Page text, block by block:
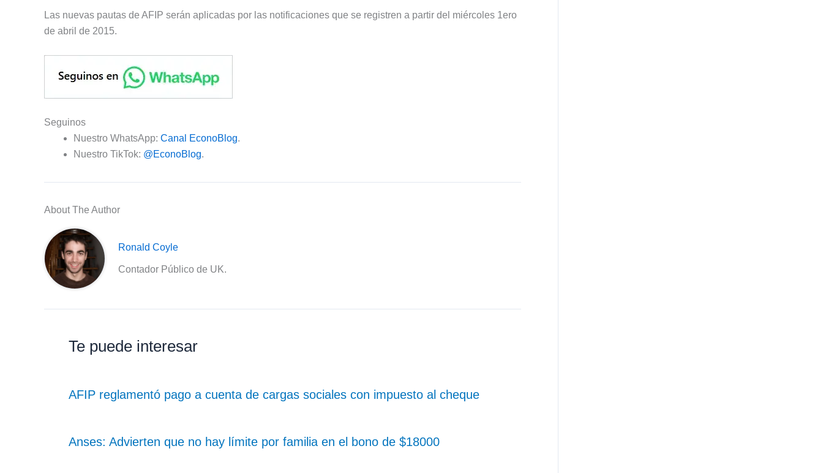
Las nuevas pautas de AFIP serán aplicadas por las notificaciones que se registren a partir del miércoles 1ero
de abril de 2015.
Seguinos
Nuestro WhatsApp: Canal EconoBlog.
Nuestro TikTok: @EconoBlog.
About The Author
Ronald Coyle
Contador Público de UK.
Te puede interesar
AFIP reglamentó pago a cuenta de cargas sociales con impuesto al cheque
Anses: Advierten que no hay límite por familia en el bono de $18000